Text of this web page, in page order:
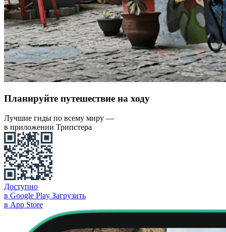
Планируйте путешествие на ходу
Лучшие гиды по всему миру —
в приложении Трипстера
Доступно
в Google Play Загрузить
в App Store